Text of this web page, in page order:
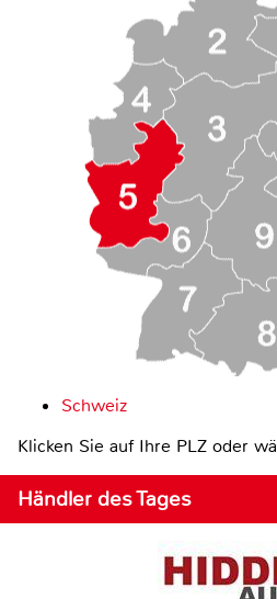
Schweiz
Klicken Sie auf Ihre PLZ oder
Händler des Tages